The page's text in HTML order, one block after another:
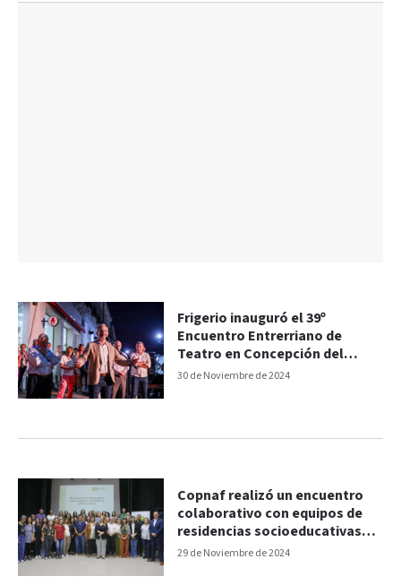
30 de Noviembre de 2024
Frigerio inauguró el 39º
Encuentro Entrerriano de
Teatro en Concepción del
Uruguay
29 de Noviembre de 2024
Copnaf realizó un encuentro
colaborativo con equipos de
residencias socioeducativas
para adolescentes